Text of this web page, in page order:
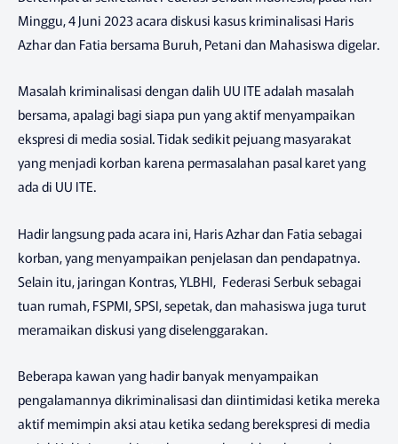
Minggu, 4 Juni 2023 acara diskusi kasus kriminalisasi Haris
Azhar dan Fatia bersama Buruh, Petani dan Mahasiswa digelar.
Masalah kriminalisasi dengan dalih UU ITE adalah masalah
bersama, apalagi bagi siapa pun yang aktif menyampaikan
ekspresi di media sosial. Tidak sedikit pejuang masyarakat
yang menjadi korban karena permasalahan pasal karet yang
ada di UU ITE.
Hadir langsung pada acara ini, Haris Azhar dan Fatia sebagai
korban, yang menyampaikan penjelasan dan pendapatnya.
Selain itu, jaringan Kontras, YLBHI, Federasi Serbuk sebagai
tuan rumah, FSPMI, SPSI, sepetak, dan mahasiswa juga turut
meramaikan diskusi yang diselenggarakan.
Beberapa kawan yang hadir banyak menyampaikan
pengalamannya dikriminalisasi dan diintimidasi ketika mereka
aktif memimpin aksi atau ketika sedang berekspresi di media